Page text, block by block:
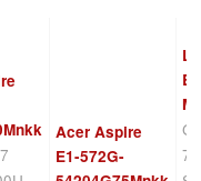
Acer Aspire
E1-572G-